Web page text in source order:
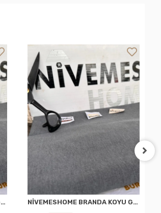
NİVEMESHOME BRANDA KOYU GRİ BALKON PERDESİ NİVEMESHOME BRANDA KOYU GRİ BALKON PERDESİ